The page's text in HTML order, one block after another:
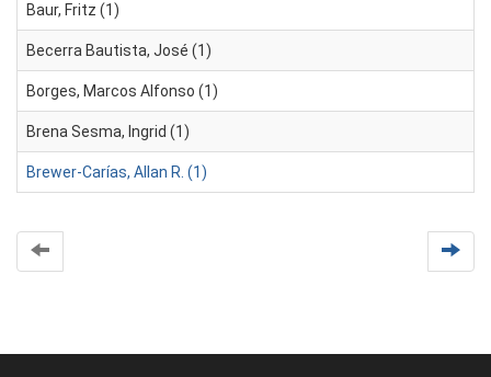
Baur, Fritz (1)
Becerra Bautista, José (1)
Borges, Marcos Alfonso (1)
Brena Sesma, Ingrid (1)
Brewer-Carías, Allan R. (1)